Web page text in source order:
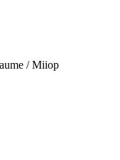
/ Miiop